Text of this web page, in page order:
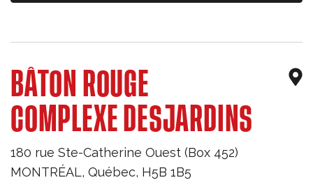
BÂTON ROUGE
COMPLEXE DESJARDINS
180 rue Ste-Catherine Ouest (Box 452)
MONTRÉAL, Québec, H5B 1B5